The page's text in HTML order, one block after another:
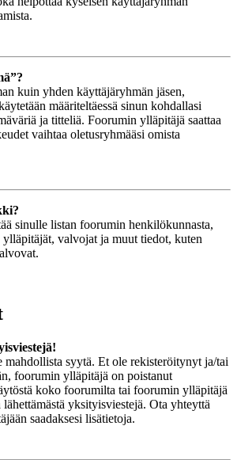
kuin yhden käyttäjäryhmän jäsen,
määriteltäessä sinun kohdallasi
ja titteliä. Foorumin ylläpitäjä saattaa
vaihtaa oletusryhmääsi omista
sinulle listan foorumin henkilökunnasta,
ylläpitäjät, valvojat ja muut tiedot, kuten
mahdollista syytä. Et ole rekisteröitynyt ja/tai
foorumin ylläpitäjä on poistanut
koko foorumilta tai foorumin ylläpitäjä
lähettämästä yksityisviestejä. Ota yhteyttä
saadaksesi lisätietoja.